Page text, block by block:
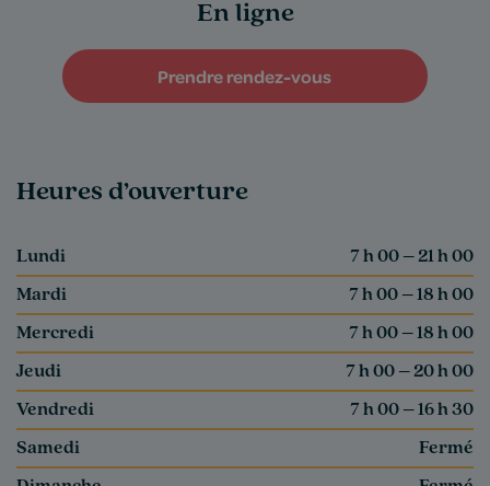
En ligne
Prendre rendez-vous
Heures d’ouverture
Lundi 7 h 00 – 21 h 00
Mardi 7 h 00 – 18 h 00
Mercredi 7 h 00 – 18 h 00
Jeudi 7 h 00 – 20 h 00
Vendredi 7 h 00 – 16 h 30
Samedi Fermé